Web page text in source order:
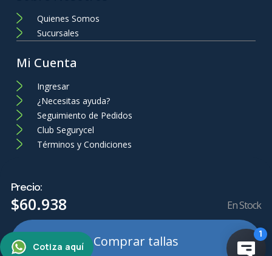
Precio:
$60.938 En Stock
Comprar tallas
Quienes Somos
Sucursales
Mi Cuenta
Ingresar
¿Necesitas ayuda?
Seguimiento de Pedidos
Club Segurycel
Términos y Condiciones